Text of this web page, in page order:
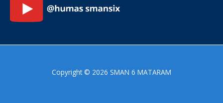
Copyright © 2026 SMAN 6 MATARAM